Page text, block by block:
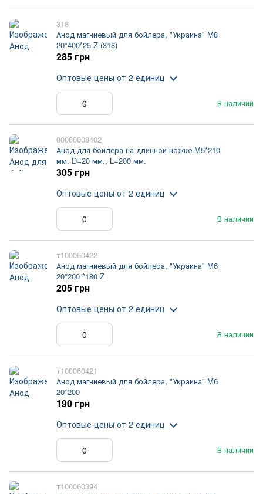
318
Анод магниевый для бойлера, "Украина" M8
20*400*25 Z (318)
В наличии
285 грн
Оптовые цены от 2 единиц
00000008402
Анод для бойлера на длинной ножке M5*210
мм. D=20 мм., L=200 мм.
В наличии
305 грн
Оптовые цены от 2 единиц
т100060422
Анод магниевый для бойлера, "Украина" M6
20*200 *180 Z
В наличии
205 грн
Оптовые цены от 2 единиц
т100060421
Анод магниевый для бойлера, "Украина" M6
20*200
В наличии
190 грн
Оптовые цены от 2 единиц
т100060394